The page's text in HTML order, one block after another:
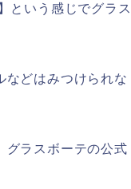
という感じでグラス
などはみつけられな
グラスボーテの公式